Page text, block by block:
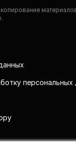
персональных